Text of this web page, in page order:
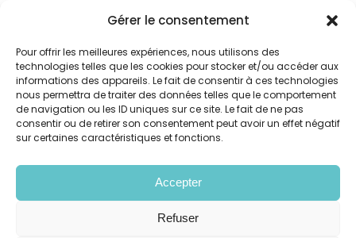
Gérer le consentement
Pour offrir les meilleures expériences, nous utilisons des
technologies telles que les cookies pour stocker et/ou accéder aux
informations des appareils. Le fait de consentir à ces technologies
nous permettra de traiter des données telles que le comportement
de navigation ou les ID uniques sur ce site. Le fait de ne pas
consentir ou de retirer son consentement peut avoir un effet négatif
sur certaines caractéristiques et fonctions.
Accepter
Refuser
permet de les transformer en croyances
Celles-ci vous permettront de développer des
scénarios de vie positifs afin de ne pas vous
mettre en échec.
Il n’y a rien d’impossible à penser
positivement. Cela demande de
l’entrainement quotidien pour faire faire de
nouveaux apprentissages à notre cerveau.
La possibilité de modifier sa vie ?